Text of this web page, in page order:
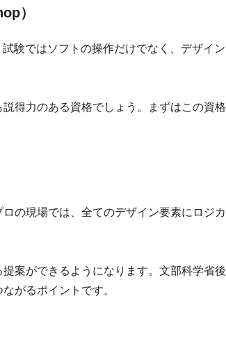
）
験ではソフトの操作だけでなく、デザイン
得力のある資格でしょう。まずはこの資格
の現場では、全てのデザイン要素にロジカ
案ができるようになります。文部科学省後
がるポイントです。